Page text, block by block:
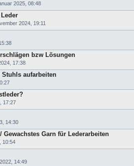
2025, 08:48
2024, 19:11
bzw Lösungen
17:38
Stuhls aufarbeiten
17:27
14:30
Gewachstes Garn für Lederarbeiten
10:54
14:49